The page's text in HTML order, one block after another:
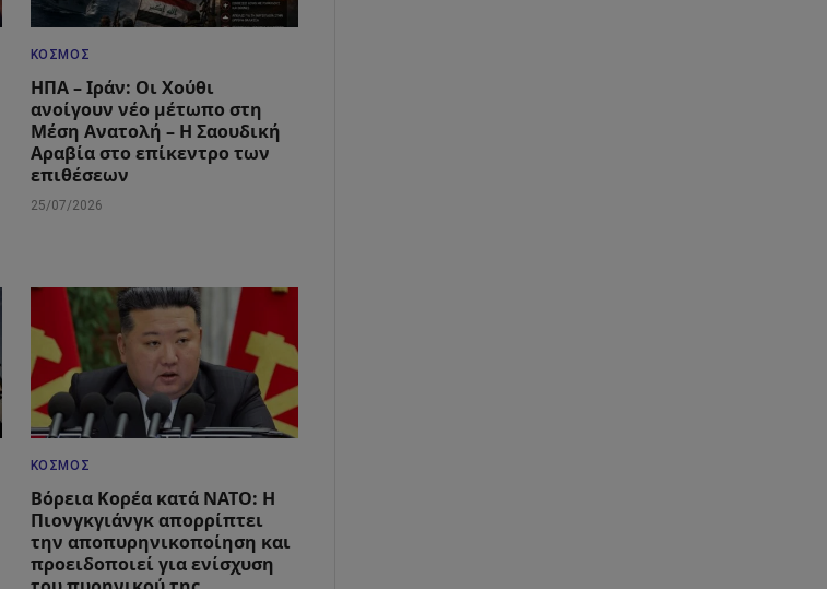
ΚΌΣΜΟΣ
ΗΠΑ – Ιράν: Οι Χούθι
ανοίγουν νέο μέτωπο στη
Μέση Ανατολή – Η Σαουδική
Αραβία στο επίκεντρο των
επιθέσεων
25/07/2026
ΚΌΣΜΟΣ
Βόρεια Κορέα κατά ΝΑΤΟ: Η
Πιονγκγιάνγκ απορρίπτει
την αποπυρηνικοποίηση και
προειδοποιεί για ενίσχυση